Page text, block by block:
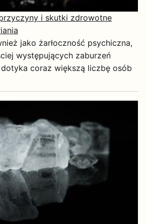
i skutki zdrowotne
jako żarłoczność psychiczna,
występujących zaburzeń
coraz większą liczbę osób